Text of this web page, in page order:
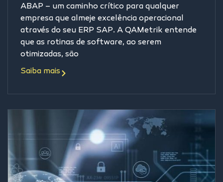
ABAP – um caminho crítico para qualquer
empresa que almeje excelência operacional
através do seu ERP SAP. A QAMetrik entende
que as rotinas de software, ao serem
otimizadas, são
Saiba mais